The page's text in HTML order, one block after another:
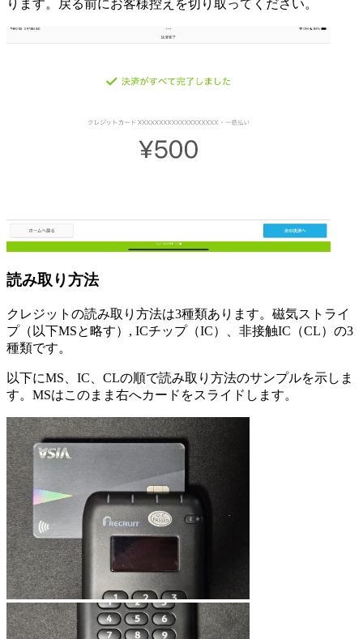
ります。戻る前にお客様控えを切り取ってください。
読み取り方法
クレジットの読み取り方法は3種類あります。磁気ストライ
プ（以下MSと略す）, ICチップ（IC）、非接触IC（CL）の3
種類です。
以下にMS、IC、CLの順で読み取り方法のサンプルを示しま
す。MSはこのまま右へカードをスライドします。